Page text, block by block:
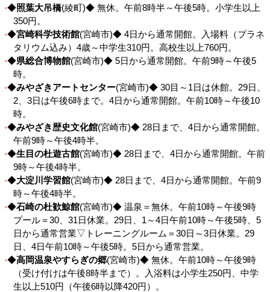
◆照葉大吊橋(綾町)◆ 無休。午前8時半～午後5時。小学生以上
350円。
◆宮崎科学技術館(宮崎市)◆ 4日から通常開館。入場料（プラネ
タリウム込み）4歳～中学生310円。高校生以上760円。
◆県総合博物館(宮崎市)◆ 5日から通常開館。午前9時～午後5
時。
◆みやざきアートセンター(宮崎市)◆ 30目～1日は休館。29日、
2、3日は午後6時まで。4日から通常開館。午前10時～午後10
時。
◆みやざき歴史文化館(宮崎市)◆ 28日まで、4日から通常開館。
午前9時～午後4時半。
◆生目の杜遊古館(宮崎市)◆ 28日まで、4日から通常開館。午前
9時～午後4時半。
◆大淀川学習館(宮崎市)◆ 28日まで、4日から通常開館。午前9
時～午後4時半。
◆石崎の杜歓鯨館(宮崎市)◆ 温泉＝無休。午前10時～午後9時
プール＝30、31日休業。29日、1～4日午前10時～午後5時、5
日から通常営業▽トレーニングルーム＝30日～3日休業。29
日、4日午前10時～午後5時。5日から通常営業。
◆高岡温泉やすらぎの郷(宮崎市)◆ 無休。午前10時～午後9時
（受け付けは午後8時半まで）。入浴料は小学生250円、中学
生以上510円（午後6時以降420円）。